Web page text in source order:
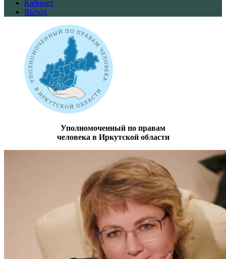
Кабинет
Выход
Уполномоченный по правам
человека в Иркутской области